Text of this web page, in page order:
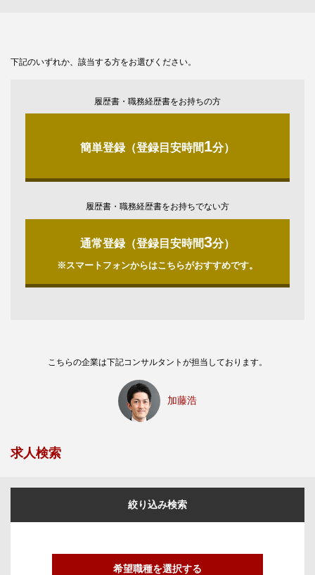
下記のいずれか、該当する方をお選びください。
履歴書・職務経歴書をお持ちの方
簡単登録（登録目安時間1分）
履歴書・職務経歴書をお持ちでない方
通常登録（登録目安時間3分）
※スマートフォンからはこちらがおすすめです。
こちらの企業は下記コンサルタントが担当しております。
加藤浩
求人検索
絞り込み検索
希望職種を選択する